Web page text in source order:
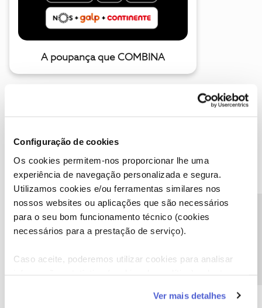
Configuração de cookies
Os cookies permitem-nos proporcionar lhe uma
experiência de navegação personalizada e segura.
Utilizamos cookies e/ou ferramentas similares nos
nossos websites ou aplicações que são necessários
para o seu bom funcionamento técnico (cookies
necessários para a prestação de serviço).
Caso aceite, poderemos utilizar cookies para analisar
funcionalidades (cookies de personalização e
Ver mais detalhes
A poupança que COMBINA
Descubra as novidades de julho